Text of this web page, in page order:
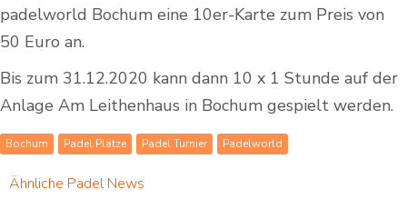
padelworld Bochum eine 10er-Karte zum Preis von
50 Euro an.
Bis zum 31.12.2020 kann dann 10 x 1 Stunde auf der
Anlage Am Leithenhaus in Bochum gespielt werden.
Bochum Padel Plätze Padel Turnier Padelworld
Ähnliche Padel News